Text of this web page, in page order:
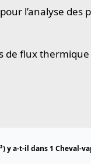
l’analyse
de flux
y a-t-il dans 1 Cheval-